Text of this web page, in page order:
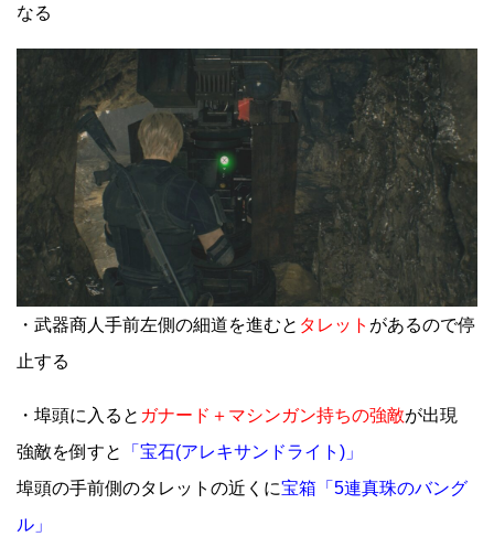
なる
・武器商人手前左側の細道を進むと タレット があるので停
止する
・埠頭に入ると ガナード＋マシンガン持ちの強敵が出現
強敵を倒すと
「宝石(アレキサンドライト)」
埠頭の手前側のタレットの近くに宝箱「5連真珠のバング
ル」